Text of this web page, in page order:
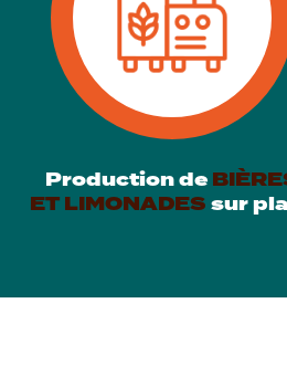
Production de
ET LIMONADES sur